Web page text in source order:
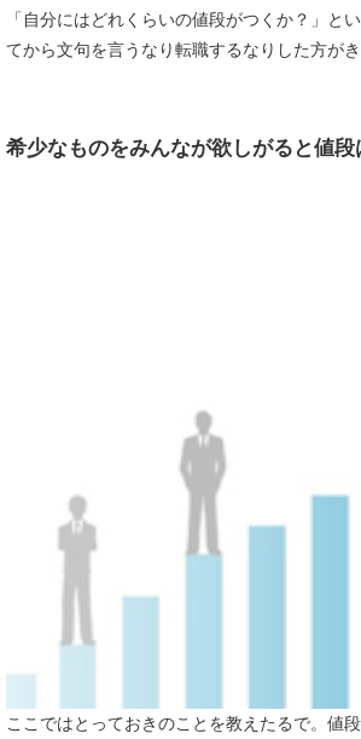
「自分にはどれくらいの値段がつくか？」と
てから文句を言うなり転職するなりした方がき
希少なものをみんなが欲しがると値段
ここではとっておきのことを教えたるで。値